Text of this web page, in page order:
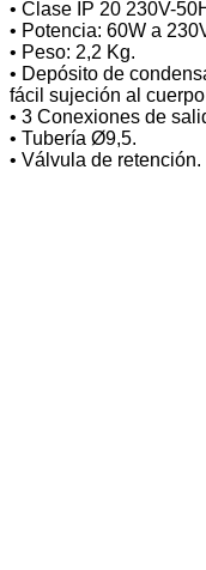
• Clase IP 20 230V-
• Potencia: 60W a
• Peso: 2,2 Kg.
• Depósito de
fácil sujeción al
• 3 Conexiones de
• Tubería Ø9,5.
• Válvula de retención.